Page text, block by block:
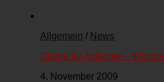
Allgemein / News
Gitarre für Anfänger –
4. November 2009